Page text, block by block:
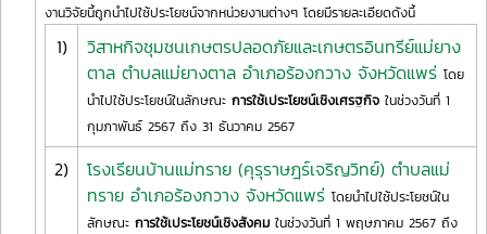
งานวิจัยนี้ถูกนำไปใช้ประโยชน์จากหน่วยงานต่างๆ โดยมีรายละเอียดดังนี้
1)
วิสาหกิจชุมชนเกษตรปลอดภัยและเกษตรอินทรีย์แม่ยาง
ตาล ตำบลแม่ยางตาล อำเภอร้องกวาง จังหวัดแพร่ โดย
นำไปใช้ประโยชน์ในลักษณะ การใช้เประโยชน์เชิงเศรฐกิจ ในช่วงวันที่ 1
กุมภาพันธ์ 2567 ถึง 31 ธันวาคม 2567
2)
โรงเรียนบ้านแม่ทราย (คุรุราษฎร์เจริญวิทย์) ตำบลแม่
ทราย อำเภอร้องกวาง จังหวัดแพร่ โดยนำไปใช้ประโยชน์ใน
ลักษณะ การใช้เประโยชน์เชิงสังคม ในช่วงวันที่ 1 พฤษภาคม 2567 ถึง